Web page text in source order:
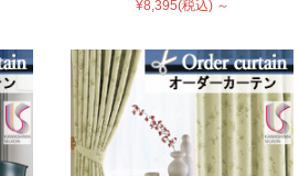
¥8,395(税込) ～